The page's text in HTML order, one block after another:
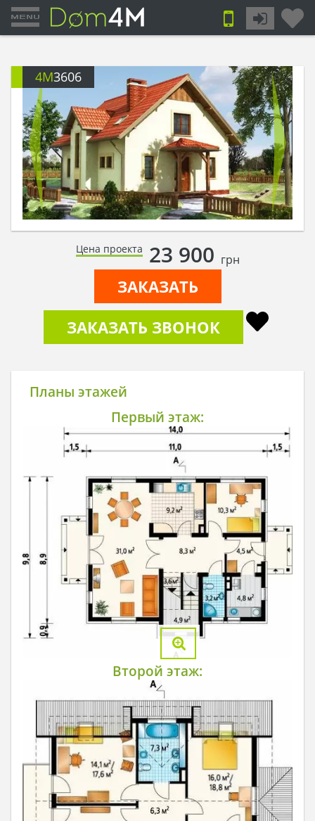
4M3606
Цена проекта 23 900 грн
ЗАКАЗАТЬ
ЗАКАЗАТЬ ЗВОНОК
Планы этажей
Первый этаж:
Второй этаж: